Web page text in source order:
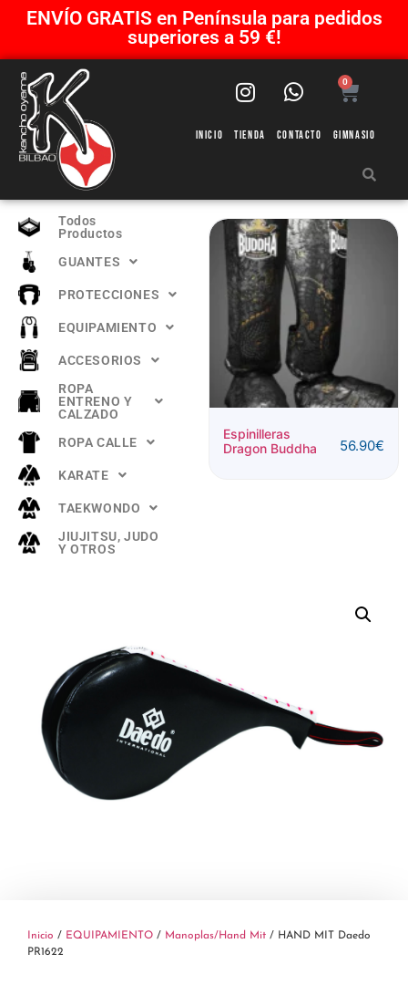
ENVÍO GRATIS en Península para pedidos
superiores a 59 €!
0
Inicio Tienda Contacto Gimnasio
Todos
Productos
GUANTES
PROTECCIONES
EQUIPAMIENTO
ACCESORIOS
ROPA
ENTRENO Y
CALZADO
ROPA CALLE
KARATE
TAEKWONDO
JIUJITSU, JUDO
Y OTROS
Espinillera
"TITANIUM"
Rosa
Espinilleras
Dragon Buddha
56.90€
Inicio / EQUIPAMIENTO / Manoplas/Hand Mit / HAND MIT Daedo
PR1622